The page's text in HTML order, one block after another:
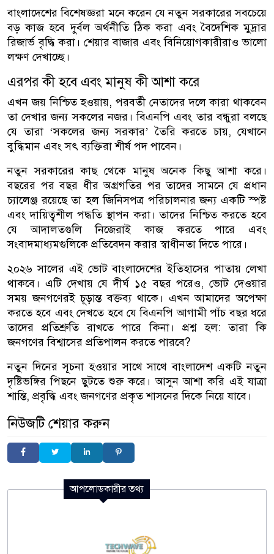
বাংলাদেশের বিশেষজ্ঞরা মনে করেন যে নতুন সরকারের সবচেয়ে
বড় কাজ হবে দুর্বল অর্থনীতি ঠিক করা এবং বৈদেশিক মুদ্রার
রিজার্ভ বৃদ্ধি করা। শেয়ার বাজার এবং বিনিয়োগকারীরাও ভালো
লক্ষণ দেখাচ্ছে।
এরপর কী হবে এবং মানুষ কী আশা করে
এখন জয় নিশ্চিত হওয়ায়, পরবর্তী নেতাদের দলে কারা থাকবেন
তা দেখার জন্য সকলের নজর। বিএনপি এবং তার বন্ধুরা বলছে
যে তারা ‘সকলের জন্য সরকার’ তৈরি করতে চায়, যেখানে
বুদ্ধিমান এবং সৎ ব্যক্তিরা শীর্ষ পদ পাবেন।
নতুন সরকারের কাছ থেকে মানুষ অনেক কিছু আশা করে।
বছরের পর বছর ধীর অগ্রগতির পর তাদের সামনে যে প্রধান
চ্যালেঞ্জ রয়েছে তা হল জিনিসপত্র পরিচালনার জন্য একটি স্পষ্ট
এবং দায়িত্বশীল পদ্ধতি স্থাপন করা। তাদের নিশ্চিত করতে হবে
যে আদালতগুলি নিজেরাই কাজ করতে পারে এবং
সংবাদমাধ্যমগুলিকে প্রতিবেদন করার স্বাধীনতা দিতে পারে।
২০২৬ সালের এই ভোট বাংলাদেশের ইতিহাসের পাতায় লেখা
থাকবে। এটি দেখায় যে দীর্ঘ ১৫ বছর পরেও, ভোট দেওয়ার
সময় জনগণেরই চূড়ান্ত বক্তব্য থাকে। এখন আমাদের অপেক্ষা
করতে হবে এবং দেখতে হবে যে বিএনপি আগামী পাঁচ বছর ধরে
তাদের প্রতিশ্রুতি রাখতে পারে কিনা। প্রশ্ন হল: তারা কি
জনগণের বিশ্বাসের প্রতিপালন করতে পারবে?
নতুন দিনের সূচনা হওয়ার সাথে সাথে বাংলাদেশ একটি নতুন
দৃষ্টিভঙ্গির পিছনে ছুটতে শুরু করে। আসুন আশা করি এই যাত্রা
শান্তি, প্রবৃদ্ধি এবং জনগণের প্রকৃত শাসনের দিকে নিয়ে যাবে।
নিউজটি শেয়ার করুন
আপলোডকারীর তথ্য